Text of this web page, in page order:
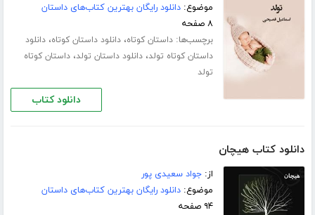
موضوع:دانلود رایگان بهترین کتاب‌های داستان
۸ صفحه
برچسب‌ها:داستان کوتاه،دانلود داستان کوتاه،دانلود
داستان کوتاه تولد،دانلود داستان تولد،داستان کوتاه
تولد
دانلود کتاب
دانلود کتاب هیچان
از:جواد سعیدی پور
موضوع:دانلود رایگان بهترین کتاب‌های داستان
۹۴ صفحه